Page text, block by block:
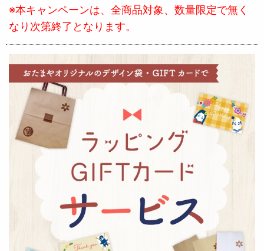
※本キャンペーンは、全商品対象、数量限定で無く
なり次第終了となります。